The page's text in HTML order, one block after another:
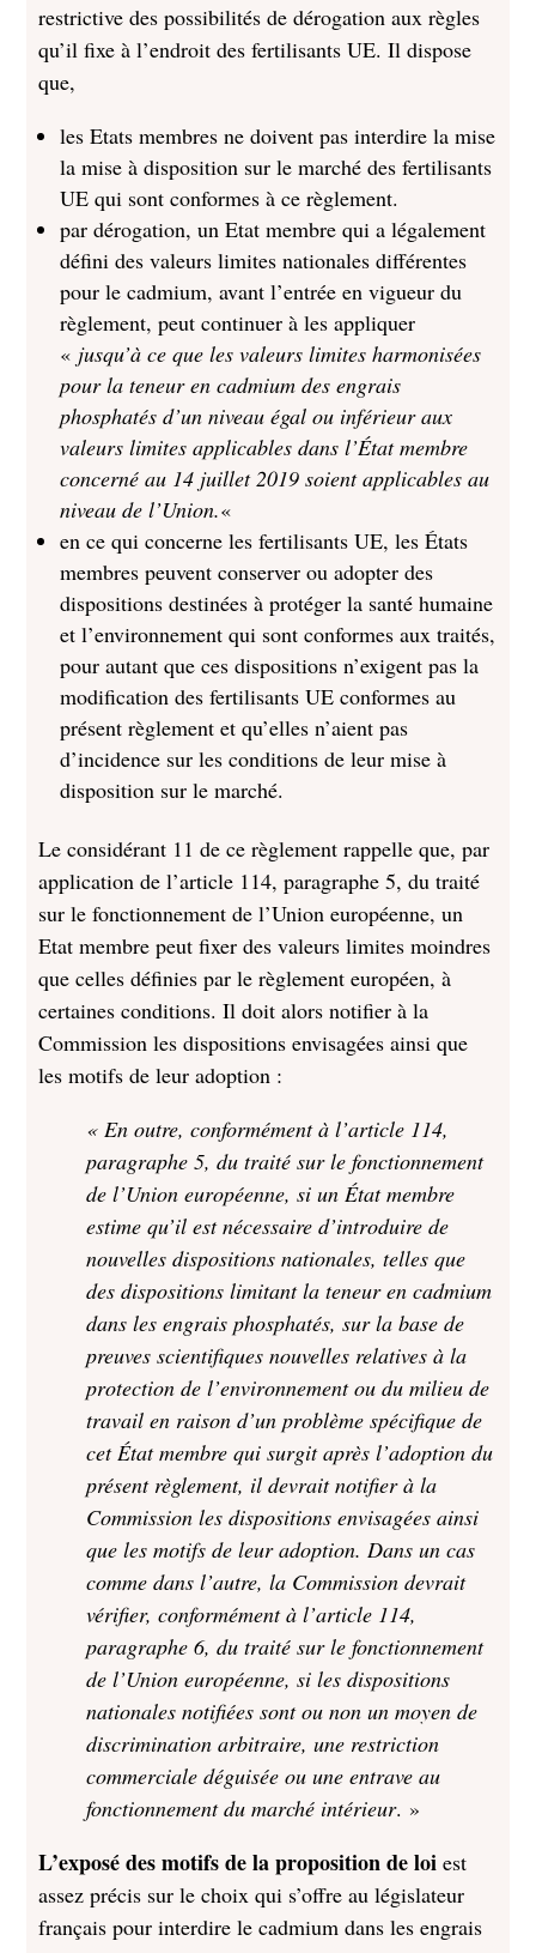
restrictive des possibilités de dérogation aux règles
qu’il fixe à l’endroit des fertilisants UE. Il dispose
que,
les Etats membres ne doivent pas interdire la mise
la mise à disposition sur le marché des fertilisants
UE qui sont conformes à ce règlement.
par dérogation, un Etat membre qui a légalement
défini des valeurs limites nationales différentes
pour le cadmium, avant l’entrée en vigueur du
règlement, peut continuer à les appliquer
« jusqu’à ce que les valeurs limites harmonisées
pour la teneur en cadmium des engrais
phosphatés d’un niveau égal ou inférieur aux
valeurs limites applicables dans l’État membre
concerné au 14 juillet 2019 soient applicables au
niveau de l’Union.«
en ce qui concerne les fertilisants UE, les États
membres peuvent conserver ou adopter des
dispositions destinées à protéger la santé humaine
et l’environnement qui sont conformes aux traités,
pour autant que ces dispositions n’exigent pas la
modification des fertilisants UE conformes au
présent règlement et qu’elles n’aient pas
d’incidence sur les conditions de leur mise à
disposition sur le marché.
Le considérant 11 de ce règlement rappelle que, par
application de l’article 114, paragraphe 5, du traité
sur le fonctionnement de l’Union européenne, un
Etat membre peut fixer des valeurs limites moindres
que celles définies par le règlement européen, à
certaines conditions. Il doit alors notifier à la
Commission les dispositions envisagées ainsi que
les motifs de leur adoption :
« En outre, conformément à l’article 114,
paragraphe 5, du traité sur le fonctionnement
de l’Union européenne, si un État membre
estime qu’il est nécessaire d’introduire de
nouvelles dispositions nationales, telles que
des dispositions limitant la teneur en cadmium
dans les engrais phosphatés, sur la base de
preuves scientifiques nouvelles relatives à la
protection de l’environnement ou du milieu de
travail en raison d’un problème spécifique de
cet État membre qui surgit après l’adoption du
présent règlement, il devrait notifier à la
Commission les dispositions envisagées ainsi
que les motifs de leur adoption. Dans un cas
comme dans l’autre, la Commission devrait
vérifier, conformément à l’article 114,
paragraphe 6, du traité sur le fonctionnement
de l’Union européenne, si les dispositions
nationales notifiées sont ou non un moyen de
discrimination arbitraire, une restriction
commerciale déguisée ou une entrave au
fonctionnement du marché intérieur. »
L’exposé des motifs de la proposition de loi est
assez précis sur le choix qui s’offre au législateur
français pour interdire le cadmium dans les engrais